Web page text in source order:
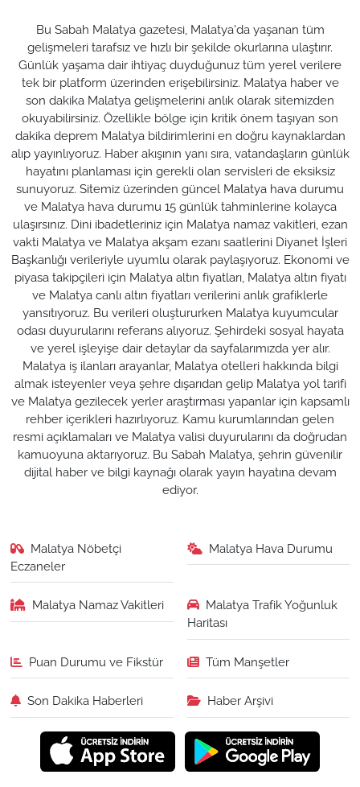
Bu Sabah Malatya gazetesi, Malatya'da yaşanan tüm
gelişmeleri tarafsız ve hızlı bir şekilde okurlarına ulaştırır.
Günlük yaşama dair ihtiyaç duyduğunuz tüm yerel verilere
tek bir platform üzerinden erişebilirsiniz. Malatya haber ve
son dakika Malatya gelişmelerini anlık olarak sitemizden
okuyabilirsiniz. Özellikle bölge için kritik önem taşıyan son
dakika deprem Malatya bildirimlerini en doğru kaynaklardan
alıp yayınlıyoruz. Haber akışının yanı sıra, vatandaşların günlük
hayatını planlaması için gerekli olan servisleri de eksiksiz
sunuyoruz. Sitemiz üzerinden güncel Malatya hava durumu
ve Malatya hava durumu 15 günlük tahminlerine kolayca
ulaşırsınız. Dini ibadetleriniz için Malatya namaz vakitleri, ezan
vakti Malatya ve Malatya akşam ezanı saatlerini Diyanet İşleri
Başkanlığı verileriyle uyumlu olarak paylaşıyoruz. Ekonomi ve
piyasa takipçileri için Malatya altın fiyatları, Malatya altın fiyatı
ve Malatya canlı altın fiyatları verilerini anlık grafiklerle
yansıtıyoruz. Bu verileri oluştururken Malatya kuyumcular
odası duyurularını referans alıyoruz. Şehirdeki sosyal hayata
ve yerel işleyişe dair detaylar da sayfalarımızda yer alır.
Malatya iş ilanları arayanlar, Malatya otelleri hakkında bilgi
almak isteyenler veya şehre dışarıdan gelip Malatya yol tarifi
ve Malatya gezilecek yerler araştırması yapanlar için kapsamlı
rehber içerikleri hazırlıyoruz. Kamu kurumlarından gelen
resmi açıklamaları ve Malatya valisi duyurularını da doğrudan
kamuoyuna aktarıyoruz. Bu Sabah Malatya, şehrin güvenilir
dijital haber ve bilgi kaynağı olarak yayın hayatına devam
ediyor.
Malatya Nöbetçi
Eczaneler
Malatya Hava Durumu
Malatya Namaz Vakitleri
Malatya Trafik Yoğunluk
Haritası
Puan Durumu ve Fikstür Tüm Manşetler
Son Dakika Haberleri Haber Arşivi